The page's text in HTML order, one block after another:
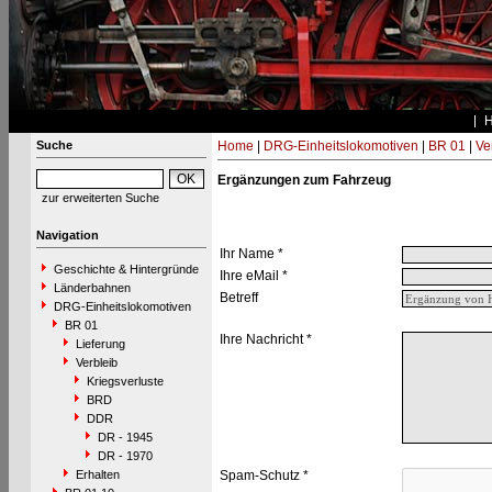
Suche
zur erweiterten Suche
Navigation
Geschichte & Hintergründe
Länderbahnen
DRG-Einheitslokomotiven
BR 01
Lieferung
Verbleib
Kriegsverluste
BRD
DDR
DR - 1945
DR - 1970
Erhalten
Home DRG-Einheitslokomotiven BR 01
Ergänzungen zum Fahrzeug
Ihr Name *
Ihre eMail *
Betreff
Ihre Nachricht *
Spam-Schutz *